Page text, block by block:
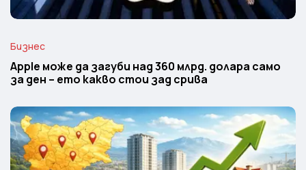
Бизнес
Apple може да загуби над 360 млрд. долара само
за ден – ето какво стои зад срива